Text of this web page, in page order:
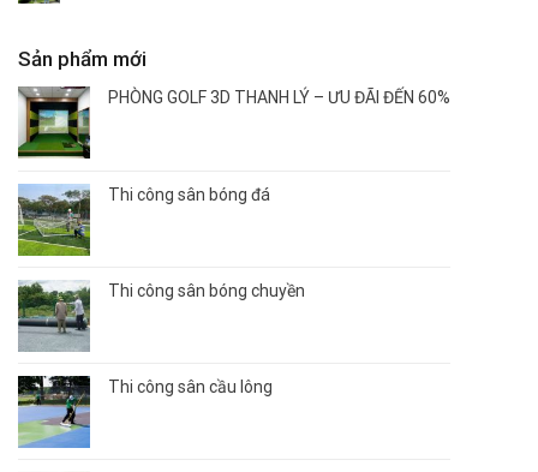
Sản phẩm mới
PHÒNG GOLF 3D THANH LÝ – ƯU ĐÃI ĐẾN 60%
Thi công sân bóng đá
Thi công sân bóng chuyền
Thi công sân cầu lông